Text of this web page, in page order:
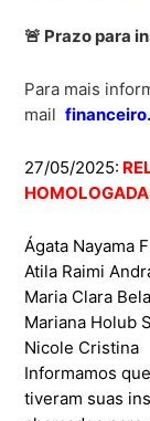
🚨 Prazo para
Para mais
mail
27/05/2025:
Ágata Nayama
Atila Raimi
Maria Clara
Mariana Holub
Nicole Cristina
Informamos
tiveram suas